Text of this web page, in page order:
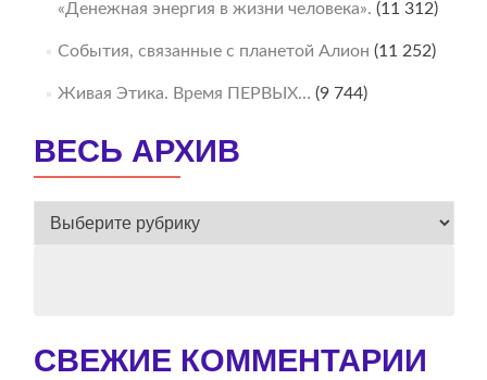
«Денежная энергия в жизни человека». (11 312)
События, связанные с планетой Алион (11 252)
Живая Этика. Время ПЕРВЫХ… (9 744)
ВЕСЬ АРХИВ
ВЕСЬ
СВЕЖИЕ КОММЕНТАРИИ